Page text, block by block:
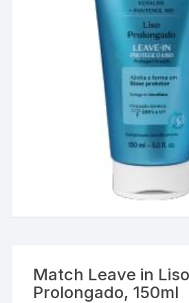
Match Leave in Liso
Prolongado, 150ml